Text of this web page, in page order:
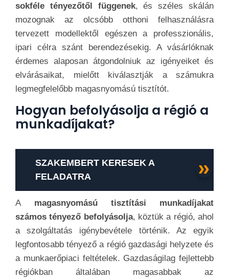
sokféle tényezőtől függenek, és széles skálán
mozognak az olcsóbb otthoni felhasználásra
tervezett modellektől egészen a professzionális,
ipari célra szánt berendezésekig. A vásárlóknak
érdemes alaposan átgondolniuk az igényeiket és
elvárásaikat, mielőtt kiválasztják a számukra
legmegfelelőbb magasnyomású tisztítót.
Hogyan befolyásolja a régió a
munkadíjakat?
SZAKEMBERT KERESEK A
FELADATRA
A magasnyomású tisztítási munkadíjakat
számos tényező befolyásolja, köztük a régió, ahol
a szolgáltatás igénybevétele történik. Az egyik
legfontosabb tényező a régió gazdasági helyzete és
a munkaerőpiaci feltételek. Gazdaságilag fejlettebb
régiókban általában magasabbak az